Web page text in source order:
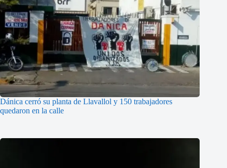
Dánica cerró su planta de Llavallol y 150 trabajadores
quedaron en la calle